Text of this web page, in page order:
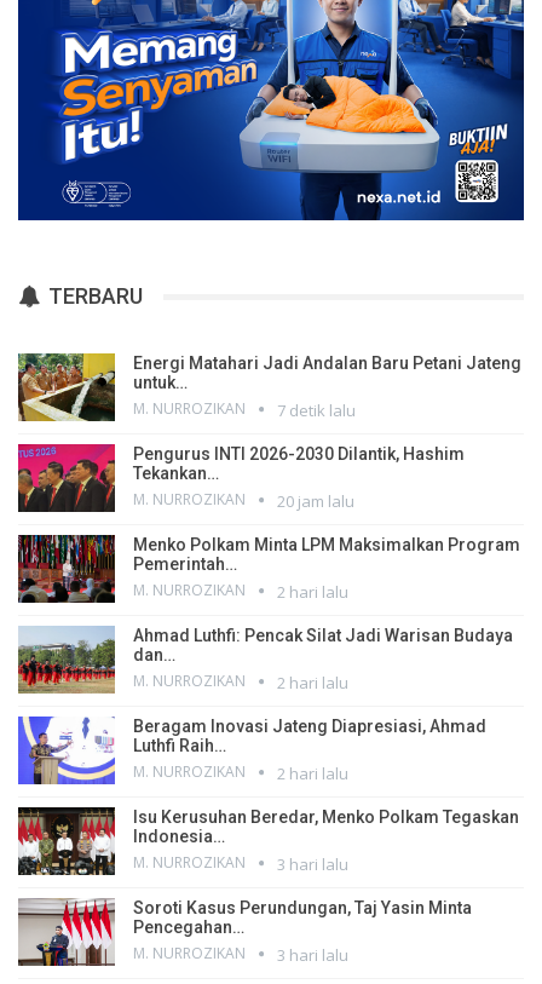
TERBARU
Energi Matahari Jadi Andalan Baru Petani Jateng
untuk…
M. NURROZIKAN 7 detik lalu
Pengurus INTI 2026-2030 Dilantik, Hashim
Tekankan…
M. NURROZIKAN 20 jam lalu
Menko Polkam Minta LPM Maksimalkan Program
Pemerintah…
M. NURROZIKAN 2 hari lalu
Ahmad Luthfi: Pencak Silat Jadi Warisan Budaya
dan…
M. NURROZIKAN 2 hari lalu
Beragam Inovasi Jateng Diapresiasi, Ahmad
Luthfi Raih…
M. NURROZIKAN 2 hari lalu
Isu Kerusuhan Beredar, Menko Polkam Tegaskan
Indonesia…
M. NURROZIKAN 3 hari lalu
Soroti Kasus Perundungan, Taj Yasin Minta
Pencegahan…
M. NURROZIKAN 3 hari lalu